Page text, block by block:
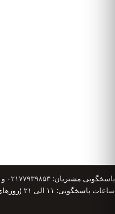
پاسخگویی مشتریان: ۰۲۱۷۷۹۳۹۸۵۳ و
ساعات پاسخگویی: ۱۱ الی ۲۱ (روزهای غیر تعطیل)